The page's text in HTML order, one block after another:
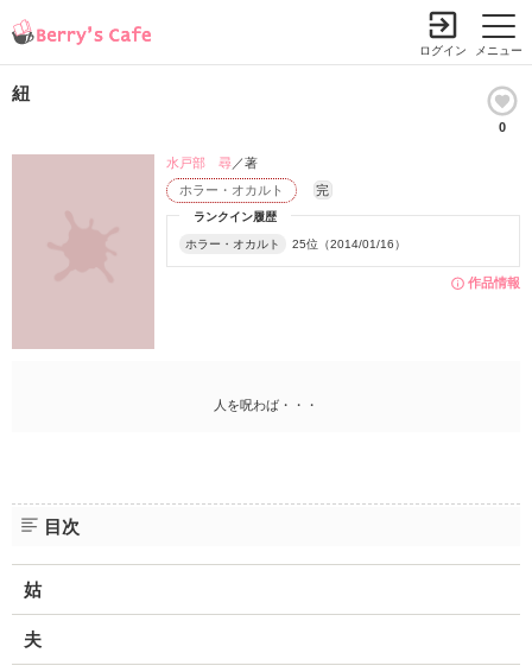
メニュー
ログイン
紐
0
作品情報
ランクイン履歴
ホラー・オカルト 25位（2014/01/16）
ホラー・オカルト 完
水戸部 尋／著
人を呪わば・・・
目次
姑
夫